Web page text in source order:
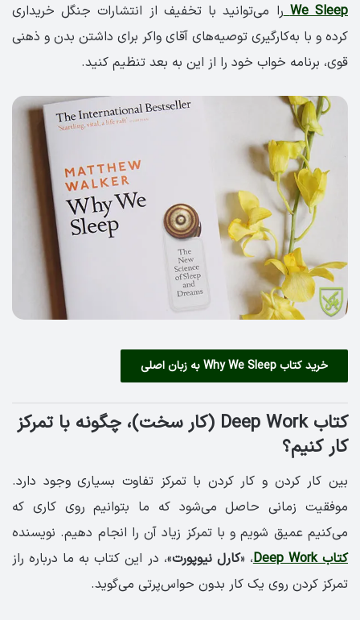
We Sleep را می‌توانید با تخفیف از انتشارات جنگل خریداری
کرده و با به‌کارگیری توصیه‌های آقای واکر برای داشتن بدن و ذهنی
قوی، برنامه خواب خود را از این به بعد تنظیم کنید.
خرید کتاب Why We Sleep به زبان اصلی
کتاب Deep Work (کار سخت)، چگونه با تمرکز
کار کنیم؟
بین کار کردن و کار کردن با تمرکز تفاوت بسیاری وجود دارد.
موفقیت زمانی حاصل می‌شود که ما بتوانیم روی کاری که
می‌کنیم عمیق شویم و با تمرکز زیاد آن را انجام دهیم. نویسنده
کتاب Deep Work
، «کارل نیوپورت»، در این کتاب به ما درباره راز
تمرکز کردن روی یک کار بدون حواس‌پرتی می‌گوید.